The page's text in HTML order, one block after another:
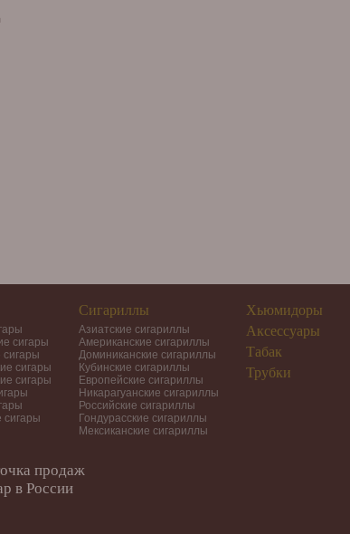
сигары
сигары
сигары
сигары
сигары
Сигариллы
Азиатские сигариллы
Американские сигариллы
Доминиканские сигариллы
Кубинские сигариллы
Европейские сигариллы
Никарагуанские сигариллы
Российские сигариллы
Гондурасские сигариллы
Мексиканские сигариллы
Хьюмидоры
Аксессуары
Табак
Трубки
продаж
в России